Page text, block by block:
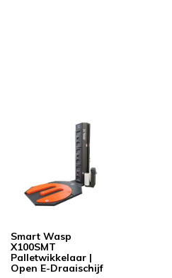
Smart Wasp
X100SMT
Palletwikkelaar |
Open E-Draaischijf